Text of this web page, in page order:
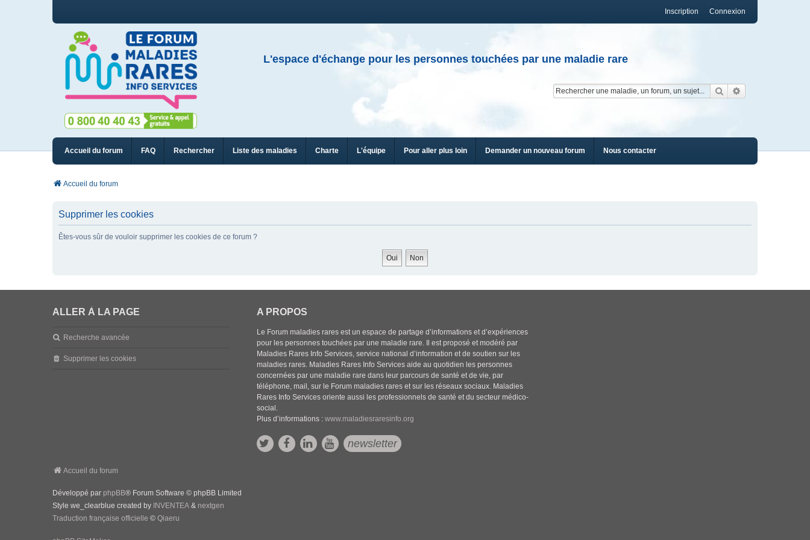
Connexion
Inscription
L'espace d'échange pour les personnes touchées par une maladie rare
Rechercher
Accueil du forum FAQ Rechercher Liste des maladies Charte L'équipe Pour aller plus loin Demander un nouveau forum Nous contacter
Accueil du forum
Supprimer les cookies
Êtes-vous sûr de vouloir supprimer les cookies de ce forum ?
ALLER À LA PAGE
Recherche avancée
Supprimer les cookies
A PROPOS
Le Forum maladies rares est un espace de partage d’informations et d’expériences
pour les personnes touchées par une maladie rare. Il est proposé et modéré par
Maladies Rares Info Services, service national d’information et de soutien sur les
maladies rares. Maladies Rares Info Services aide au quotidien les personnes
concernées par une maladie rare dans leur parcours de santé et de vie, par
téléphone, mail, sur le Forum maladies rares et sur les réseaux sociaux. Maladies
Rares Info Services oriente aussi les professionnels de santé et du secteur médico-
social.
Plus d’informations :www.maladiesraresinfo.org
newsletter
Accueil du forum
Développé par phpBB® Forum Software © phpBB Limited
Style we_clearblue created by INVENTEA & nextgen
Traduction française officielle © Qiaeru